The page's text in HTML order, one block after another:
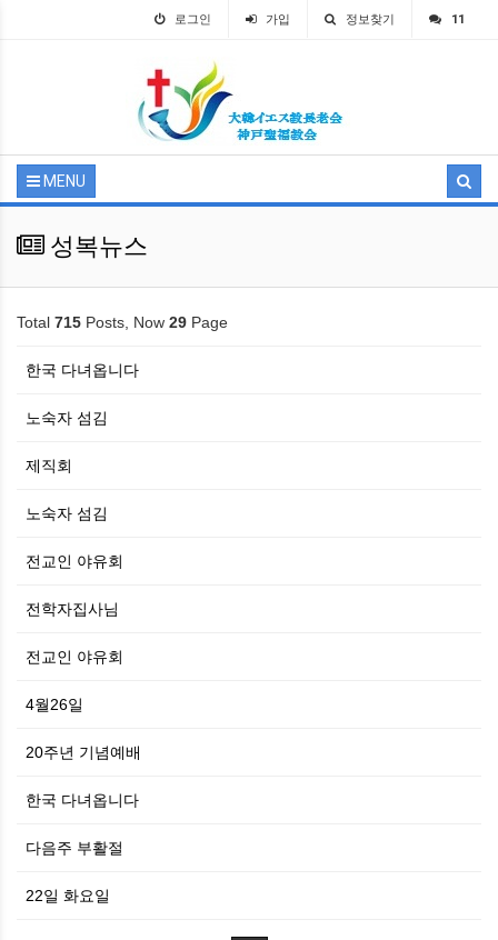
로그인 가입 정보찾기 11
MENU
성복뉴스
Total 715 Posts, Now 29 Page
한국 다녀옵니다
노숙자 섬김
제직회
노숙자 섬김
전교인 야유회
전학자집사님
전교인 야유회
4월26일
20주년 기념예배
한국 다녀옵니다
다음주 부활절
22일 화요일